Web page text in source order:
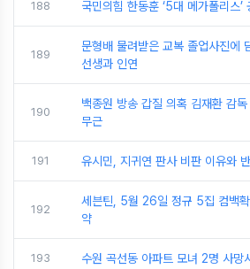
188 국민의힘 한동훈 ‘5대 메가폴리스’
189
문형배 물려받은 교복 졸업사진에
선생과 인연
190
백종원 방송 갑질 의혹 김재환 감
무근
191 유시민, 지귀연 판사 비판 이유와
192
세븐틴, 5월 26일 정규 5집 컴백
약
193 수원 곡선동 아파트 모녀 2명 사망